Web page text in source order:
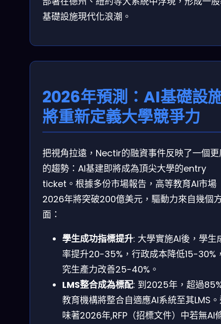
基礎設施現代化浪潮。
2026年預測：AI基礎設
將重新定義大學競爭力
把視角拉遠，Nectir的融資事件反映了一個
的趨勢：AI基建即將成為頂尖大學的entry
ticket。根據多份市場報告，高等教育AI市場
2026年將突破200億美元，驅動力來自幾個
面：
學生成功指標提升: 大學實施AI後，學生
率提升20-35%，行政成本降低15-30%
究生產力改善25-40%。
LMS整合成為標配: 到2025年，超過
教育機構將整合自適應AI系統至其LMS
味著2026年,RFP（招標文件）中若無AI